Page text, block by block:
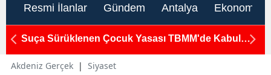
Resmi İlanlar Gündem Antalya Ekonomi
Suça Sürüklenen Çocuk Yasası TBMM'de Kabul
Akdeniz Gerçek | Siyaset